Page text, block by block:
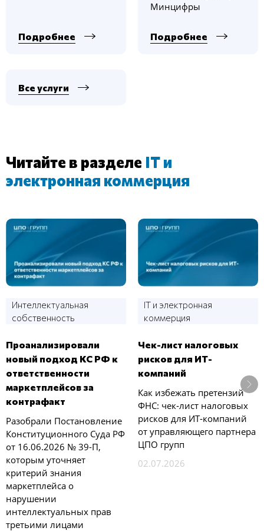
Подробнее
Минцифры
Подробнее
Все услуги
Читайте в разделе IT и
электронная коммерция
Интеллектуальная
собственность
Проанализировали
новый подход КС РФ к
ответственности
маркетплейсов за
контрафакт
Разобрали Постановление
Конституционного Суда РФ
от 16.06.2026 № 39-П,
которым уточняет
критерий знания
маркетплейса о
нарушении
интеллектуальных прав
третьими лицами
IT и электронная
коммерция
Чек-лист налоговых
рисков для ИТ-
компаний
Как избежать претензий
ФНС: чек‑лист налоговых
рисков для ИТ‑компаний
от управляющего партнера
ЦПО групп
02.07.2026